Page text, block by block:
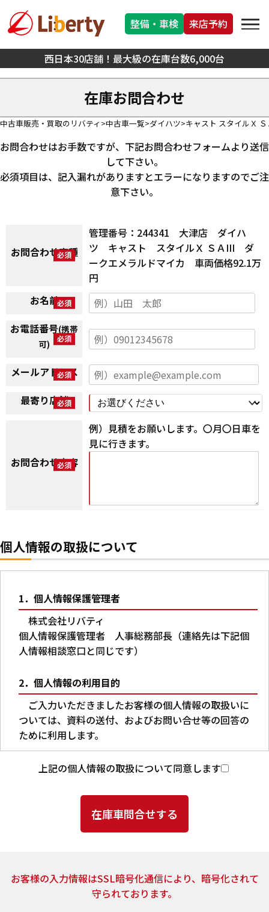
西日本30店舗！最大級の在庫台数6,000台
整備・車検 来店予約
在庫お問合わせ
中古車販売・買取のリバティ 中古車一覧 ダイハツ キャスト スタイルＸ Ｓ
お問合わせはお手数ですが、下記お問合わせフォームより送信
して下さい。
必須項目は、記入漏れがありますとエラーになりますのでご注
意下さい。
お問合わせ車種
管理番号：244341 大津店 ダイハ
ツ キャスト スタイルＸ ＳＡIII ダ
ークエメラルドマイカ 車両価格92.1万
円
お名前
お電話番号(携帯
可)
メールアドレス
最寄り店舗
お問合わせ内容
例）見積をお願いします。〇月〇日車を
見に行きます。
個人情報の取扱について
1．個人情報保護管理者
株式会社リバティ
個人情報保護管理者 人事総務部長（連絡先は下記個
人情報相談窓口と同じです）
2．個人情報の利用目的
ご入力いただきましたお客様の個人情報の取扱いに
ついては、資料の送付、およびお問い合せ等の回答の
ために利用します。
3．第三者への提供
とはありません。
上記2.の利用目的の達成に必要な範囲内において、ご
提供頂いた個人情報の取扱いを委託する場合がありま
す。当社は、個人情報の取扱いを委託する場合、業務委
上記の個人情報の取扱について同意します
お客様の入力情報はSSL暗号化通信により、暗号化されて
守られております。